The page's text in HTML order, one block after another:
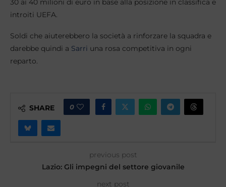
30 ai 40 milioni di euro in base alla posizione in classifica e
introiti UEFA.
Soldi che aiuterebbero la società a rinforzare la squadra e
darebbe quindi a Sarri una rosa competitiva in ogni
reparto.
SHARE 0
previous post
Lazio: Gli impegni del settore giovanile
next post